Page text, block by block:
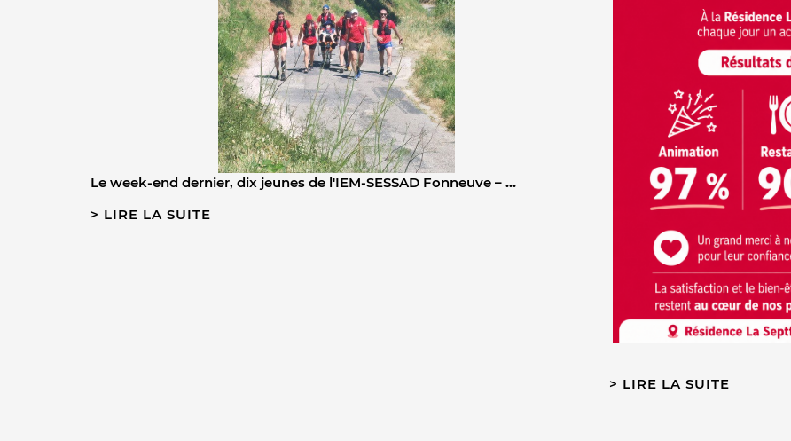
Le week-end dernier, dix jeunes de l'IEM-SESSAD Fonneuve – …
LIRE LA SUITE
LIRE LA SUITE